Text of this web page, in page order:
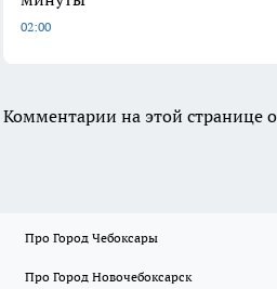
02:00
Комментарии на этой странице
Про Город Чебоксары
Про Город Новочебоксарск